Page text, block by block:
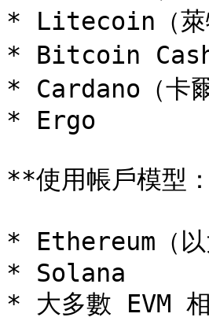
* Litecoin（萊
* Bitcoin Cash
* Cardano（卡爾
* Ergo
**使用帳戶模型
* Ethereum（以
* Solana
* 大多數 EVM